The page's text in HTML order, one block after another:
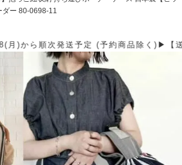
ダー 80-0698-11
パケット400円(全国一律)、ゆうパッ